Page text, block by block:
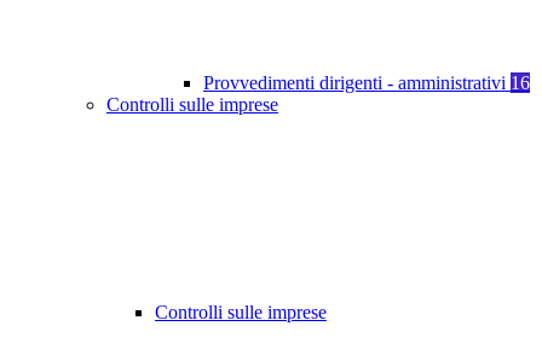
Provvedimenti dirigenti - amministrativi 16
Controlli sulle imprese
Controlli sulle imprese